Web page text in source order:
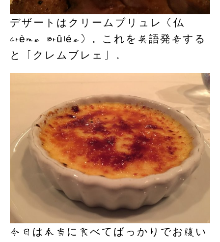
デザートはクリームブリュレ（仏
Crème Brûlée）。これを英語発音する
と「クレムブレェ」。
今日は本当に食べてばっかりでお腹い